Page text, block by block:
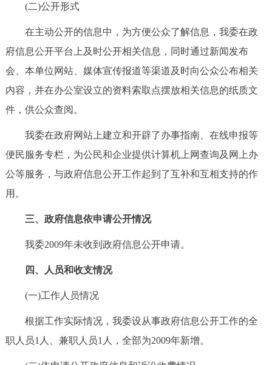
(二)公开形式
在主动公开的信息中，为方便公众了解信息，我委在政
府信息公开平台上及时公开相关信息，同时通过新闻发布
会、本单位网站、媒体宣传报道等渠道及时向公众公布相关
内容，并在办公室设立的资料索取点摆放相关信息的纸质文
件，供公众查阅。
我委在政府网站上建立和开辟了办事指南、在线申报等
便民服务专栏，为公民和企业提供计算机上网查询及网上办
公等服务，与政府信息公开工作起到了互补和互相支持的作
用。
三、政府信息依申请公开情况
我委2009年未收到政府信息公开申请。
四、人员和收支情况
(一)工作人员情况
根据工作实际情况，我委设从事政府信息公开工作的全
职人员1人、兼职人员1人，全部为2009年新增。